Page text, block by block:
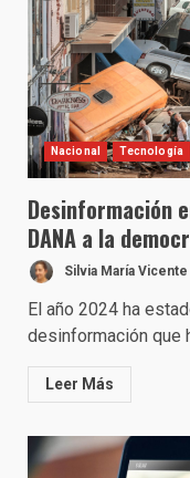
Nacional Tecnología
Desinformación
DANA a la
Silvia María
El año 2024 ha
desinformación que
Leer Más